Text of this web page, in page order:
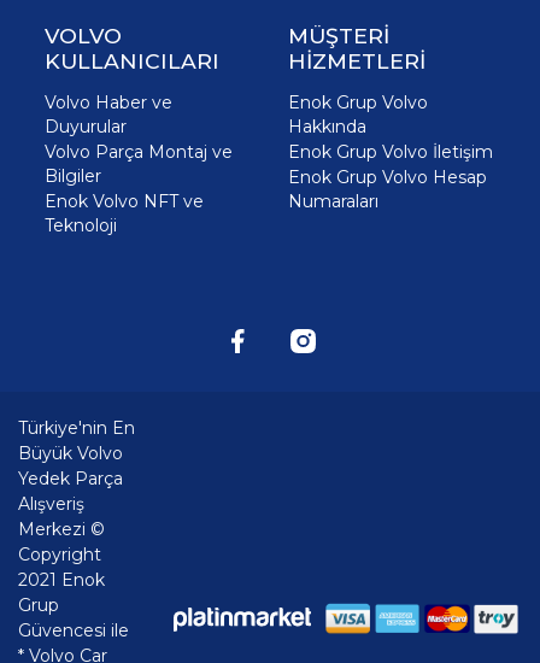
VOLVO
KULLANICILARI
Volvo Haber ve
Duyurular
Volvo Parça Montaj ve
Bilgiler
Enok Volvo NFT ve
Teknoloji
MÜŞTERİ
HİZMETLERİ
Enok Grup Volvo
Hakkında
Enok Grup Volvo İletişim
Enok Grup Volvo Hesap
Numaraları
Türkiye'nin En
Büyük Volvo
Yedek Parça
Alışveriş
Merkezi ©
Copyright
2021 Enok
Grup
Güvencesi ile
* Volvo Car